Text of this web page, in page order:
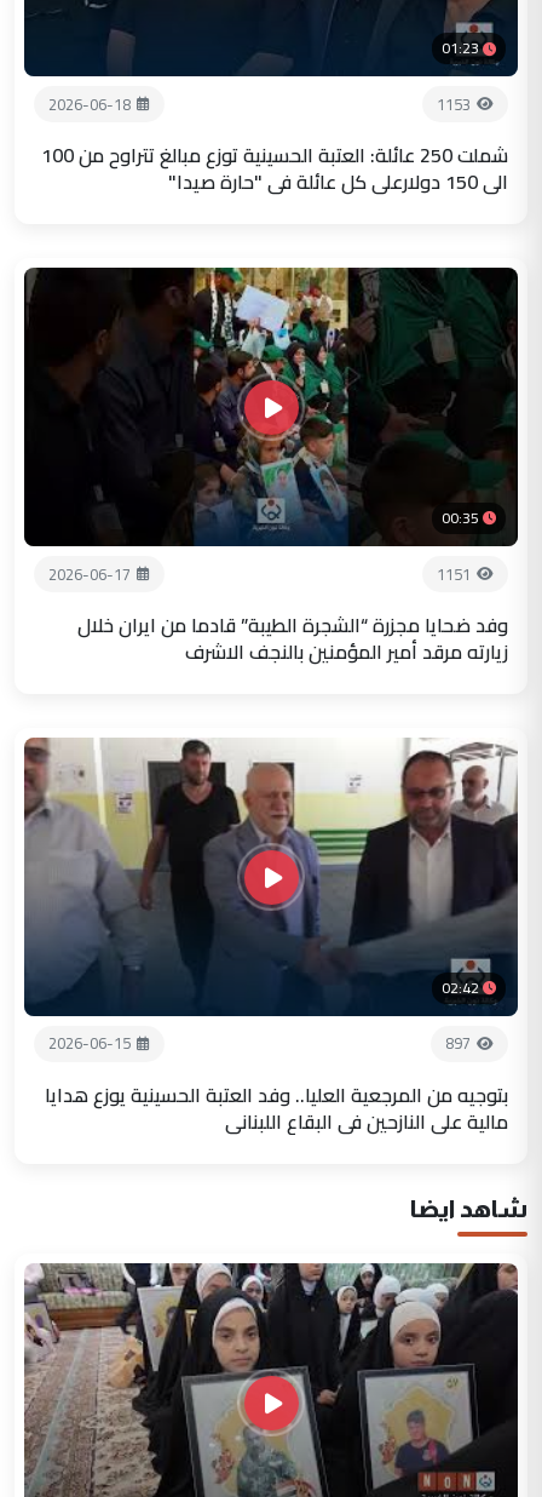
01:23
1153
2026-06-18
شملت 250 عائلة: العتبة الحسينية توزع مبالغ تتراوح من 100
الى 150 دولارعلى كل عائلة في "حارة صيدا"
00:35
1151
2026-06-17
وفد ضحايا مجزرة “الشجرة الطيبة” قادما من ايران خلال
زيارته مرقد أمير المؤمنين بالنجف الاشرف
02:42
897
2026-06-15
بتوجيه من المرجعية العليا.. وفد العتبة الحسينية يوزع هدايا
مالية على النازحين في البقاع اللبناني
شاهد ايضا